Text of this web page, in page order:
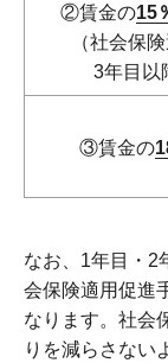
②賃金の15
（社会保
3年目以
③賃金の
なお、1年目・2
会保険適用促進
なります。社会
りを減らさない